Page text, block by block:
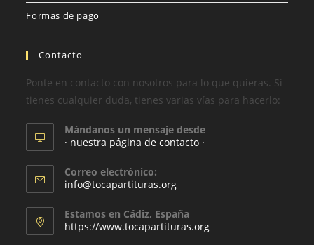
Formas de pago
Contacto
Ponte en contacto con nosotros para lo que quieras. Si
tienes cualquier duda, tienes varias vías para hacerlo:
Mándanos un mensaje desde
· nuestra página de contacto ·
Correo electrónico:
info@tocapartituras.org
Estamos en Cádiz, España
https://www.tocapartituras.org